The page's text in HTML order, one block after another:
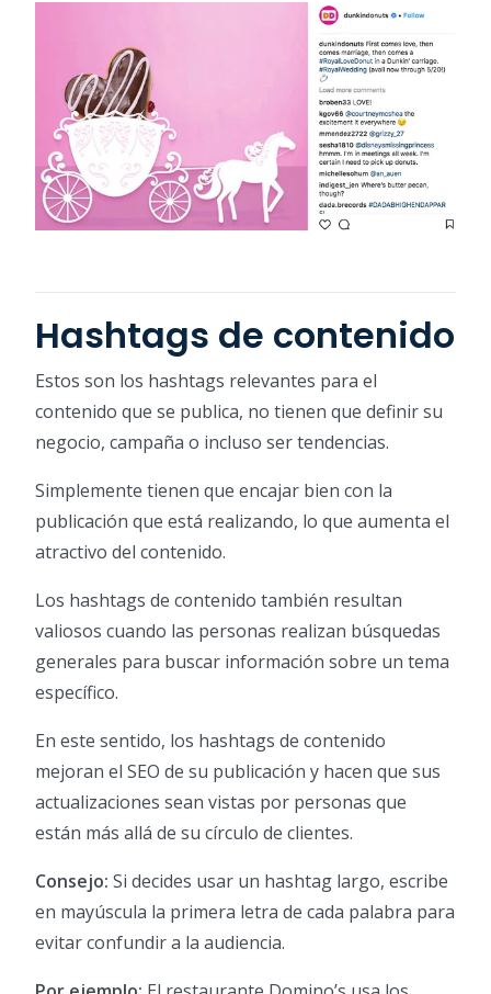
Hashtags de contenido
Estos son los hashtags relevantes para el
contenido que se publica, no tienen que definir su
negocio, campaña o incluso ser tendencias.
Simplemente tienen que encajar bien con la
publicación que está realizando, lo que aumenta el
atractivo del contenido.
Los hashtags de contenido también resultan
valiosos cuando las personas realizan búsquedas
generales para buscar información sobre un tema
específico.
En este sentido, los hashtags de contenido
mejoran el SEO de su publicación y hacen que sus
actualizaciones sean vistas por personas que
están más allá de su círculo de clientes.
Consejo: Si decides usar un hashtag largo, escribe
en mayúscula la primera letra de cada palabra para
evitar confundir a la audiencia.